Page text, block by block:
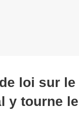
loi sur
y tourne